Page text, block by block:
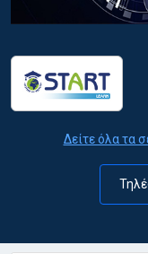
Δείτε όλα τα